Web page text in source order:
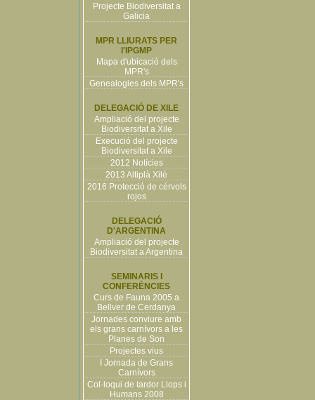
Projecte Biodiversitat a
Galicia
MPR LLIURATS PER
l'IPGMP
Mapa d'ubicació dels
MPR's
Genealogies dels MPR's
DELEGACIÓ DE XILE
Ampliació del projecte
Biodiversitat a Xile
Execució del projecte
Biodiversitat a Xile
2012 Notícies
2013 Altiplà Xilè
2016 Protecció de cérvols
rojos
DELEGACIÓ
D'ARGENTINA
Ampliació del projecte
Biodiversitat a Argentina
SEMINARIS I
CONFERÈNCIES
Curs de Fauna 2005 a
Bellver de Cerdanya
Jornades conviure amb
els grans carnívors a les
Planes de Son
Projectes vius
I Jornada de Grans
Carnívors
Col·loqui de tardor Llops i
Humans 2008